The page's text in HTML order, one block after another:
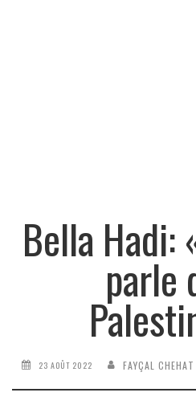
Bella Hadi:
parle
23 AOÛT 2022 FAYÇAL CHEHAT